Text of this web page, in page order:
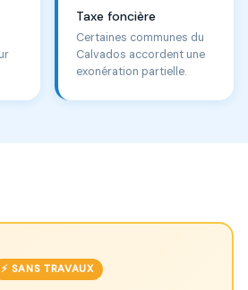
Taxe foncière
Certaines communes du
Calvados accordent une
exonération partielle.
⚡ SANS TRAVAUX